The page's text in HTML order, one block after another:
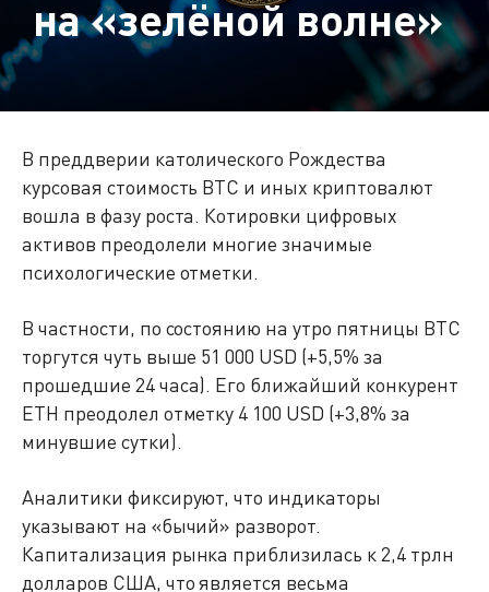
на «зелёной волне»
В преддверии католического Рождества
курсовая стоимость BTC и иных криптовалют
вошла в фазу роста. Котировки цифровых
активов преодолели многие значимые
психологические отметки.
В частности, по состоянию на утро пятницы BTC
торгутся чуть выше 51 000 USD (+5,5% за
прошедшие 24 часа). Его ближайший конкурент
ETH преодолел отметку 4 100 USD (+3,8% за
минувшие сутки).
Аналитики фиксируют, что индикаторы
указывают на «бычий» разворот.
Капитализация рынка приблизилась к 2,4 трлн
долларов США, что является весьма